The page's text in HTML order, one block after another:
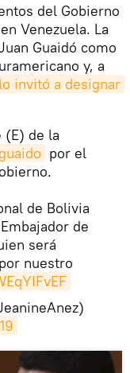
del Gobierno
Venezuela. La
Guaidó como
y, a
lo invitó a designar
(E) de la
por el
de Bolivia
de
será
nuestro